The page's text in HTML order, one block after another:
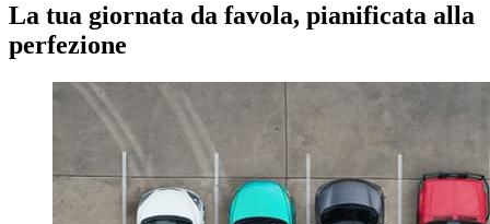
La tua giornata da favola, pianificata alla
perfezione